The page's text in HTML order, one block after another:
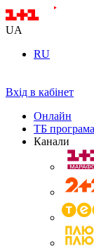
UA
RU
Вхід в кабінет
Онлайн
ТБ програма
Канали